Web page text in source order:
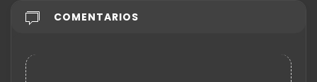
COMENTARIOS